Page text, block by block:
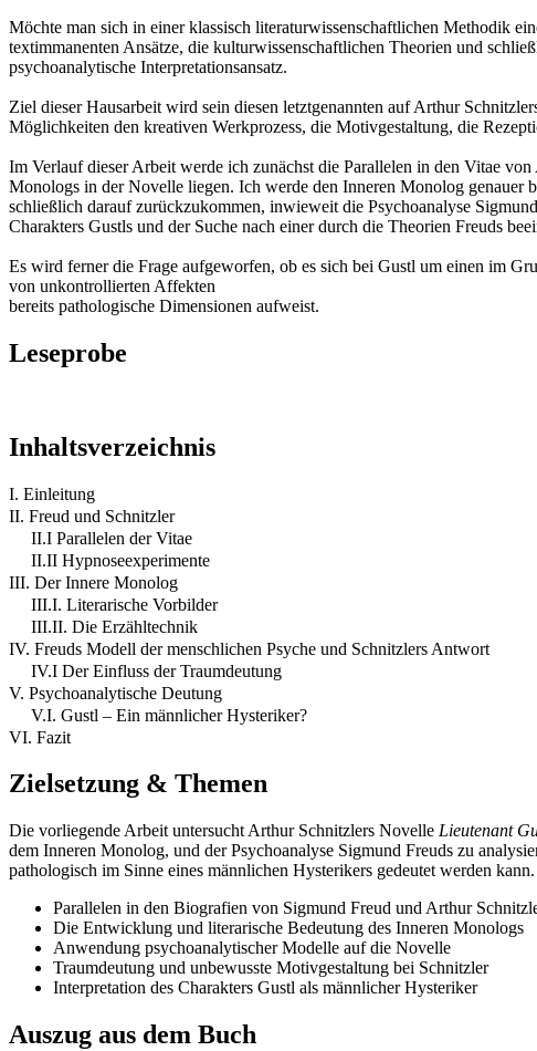
Möchte man sich in einer klassisch literaturwissenschaftlichen Methodik
textimmanenten Ansätze, die kulturwissenschaftlichen Theorien und
psychoanalytische Interpretationsansatz.
Ziel dieser Hausarbeit wird sein diesen letztgenannten auf Arthur
Möglichkeiten den kreativen Werkprozess, die Motivgestaltung, die
Im Verlauf dieser Arbeit werde ich zunächst die Parallelen in den Vitae
Monologs in der Novelle liegen. Ich werde den Inneren Monolog genauer
schließlich darauf zurückzukommen, inwieweit die Psychoanalyse
Charakters Gustls und der Suche nach einer durch die Theorien Freuds
Es wird ferner die Frage aufgeworfen, ob es sich bei Gustl um einen im
von unkontrollierten Affekten
bereits pathologische Dimensionen aufweist.
Leseprobe
Inhaltsverzeichnis
I. Einleitung
II. Freud und Schnitzler
II.I Parallelen der Vitae
II.II Hypnoseexperimente
III. Der Innere Monolog
III.I. Literarische Vorbilder
III.II. Die Erzähltechnik
IV. Freuds Modell der menschlichen Psyche und Schnitzlers Antwort
IV.I Der Einfluss der Traumdeutung
V. Psychoanalytische Deutung
V.I. Gustl – Ein männlicher Hysteriker?
VI. Fazit
Zielsetzung & Themen
Die vorliegende Arbeit untersucht Arthur Schnitzlers Novelle Lieutenant
dem Inneren Monolog, und der Psychoanalyse Sigmund Freuds zu
pathologisch im Sinne eines männlichen Hysterikers gedeutet werden kann.
Parallelen in den Biografien von Sigmund Freud und Arthur
Die Entwicklung und literarische Bedeutung des Inneren Monologs
Anwendung psychoanalytischer Modelle auf die Novelle
Traumdeutung und unbewusste Motivgestaltung bei Schnitzler
Interpretation des Charakters Gustl als männlicher Hysteriker
Auszug aus dem Buch